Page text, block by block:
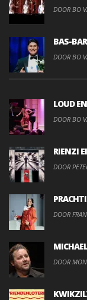
DOOR BO
BAS-
DOOR BO
LOUD
DOOR BO
RIENZI
DOOR
DOOR
DOOR